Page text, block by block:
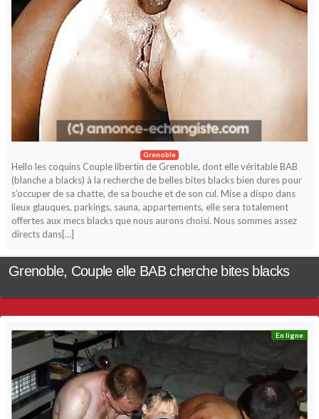
Grenoble
Hello les coquins Couple libertin de Grenoble, dont elle véritable BAB
(blanche a blacks) à la recherche de belles bites blacks bien dures pour
s’occuper de sa chatte, de sa bouche et de son cul. Mise a dispo dans
lieux glauques, parkings, sauna, appartements, elle sera totalement
offertes aux mecs blacks que nous aurons choisi. Nous sommes assez
directs dans[…]
Grenoble, Couple elle BAB cherche bites blacks
En ligne